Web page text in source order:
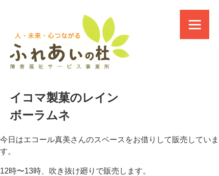
イコマ製菓のレイン
ボーラムネ
今日はエコール真美さんのスペースをお借りして販売していま
す。
12時〜13時、吹き抜け廻りで販売します。